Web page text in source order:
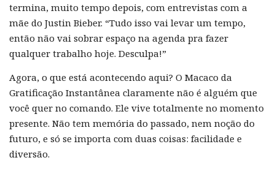
termina, muito tempo depois, com entrevistas com a
mãe do Justin Bieber. “Tudo isso vai levar um tempo,
então não vai sobrar espaço na agenda pra fazer
qualquer trabalho hoje. Desculpa!”
Agora, o que está acontecendo aqui? O Macaco da
Gratificação Instantânea claramente não é alguém que
você quer no comando. Ele vive totalmente no momento
presente. Não tem memória do passado, nem noção do
futuro, e só se importa com duas coisas: facilidade e
diversão.